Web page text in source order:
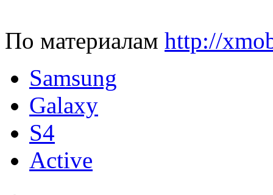
По материалам http://
Samsung
Galaxy
S4
Active